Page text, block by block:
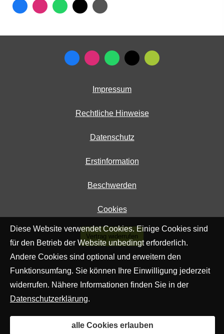
Impressum
Rechtliche Hinweise
Datenschutz
Erstinformation
Beschwerden
Cookies
Vertrag widerrufen
Diese Website verwendet Cookies. Einige Cookies sind
für den Betrieb der Website unbedingt erforderlich.
Andere Cookies sind optional und erweitern den
Funktionsumfang. Sie können Ihre Einwilligung jederzeit
widerrufen. Nähere Informationen finden Sie in der
Datenschutzerklärung.
alle Cookies erlauben